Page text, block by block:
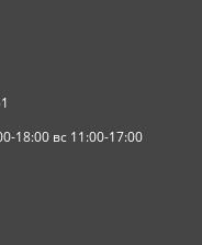
18:00 вс 11:00-17:00